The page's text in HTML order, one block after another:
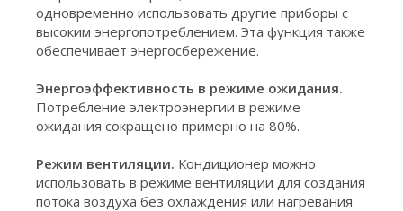
одновременно использовать другие приборы с
высоким энергопотреблением. Эта функция также
обеспечивает энергосбережение.
Энергоэффективность в режиме ожидания.
Потребление электроэнергии в режиме
ожидания сокращено примерно на 80%.
Режим вентиляции. Кондиционер можно
использовать в режиме вентиляции для создания
потока воздуха без охлаждения или нагревания.